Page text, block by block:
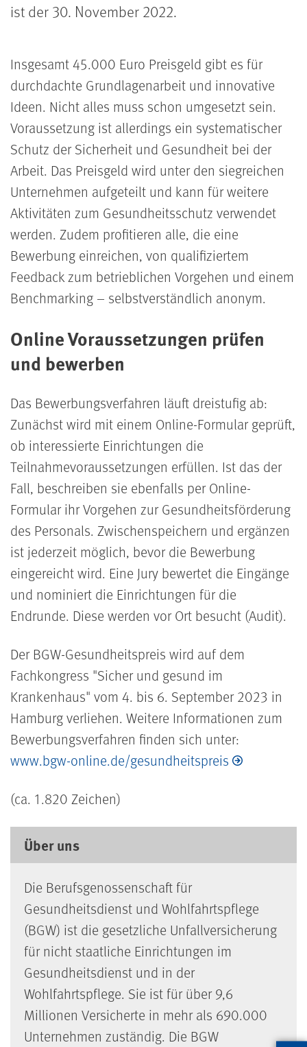
ist der 30. November 2022.
Insgesamt 45.000 Euro Preisgeld gibt es für
durchdachte Grundlagenarbeit und innovative
Ideen. Nicht alles muss schon umgesetzt sein.
Voraussetzung ist allerdings ein systematischer
Schutz der Sicherheit und Gesundheit bei der
Arbeit. Das Preisgeld wird unter den siegreichen
Unternehmen aufgeteilt und kann für weitere
Aktivitäten zum Gesundheitsschutz verwendet
werden. Zudem profitieren alle, die eine
Bewerbung einreichen, von qualifiziertem
Feedback zum betrieblichen Vorgehen und einem
Benchmarking – selbstverständlich anonym.
Online Voraussetzungen prüfen
und bewerben
Das Bewerbungsverfahren läuft dreistufig ab:
Zunächst wird mit einem Online-Formular geprüft,
ob interessierte Einrichtungen die
Teilnahmevoraussetzungen erfüllen. Ist das der
Fall, beschreiben sie ebenfalls per Online-
Formular ihr Vorgehen zur Gesundheitsförderung
des Personals. Zwischenspeichern und ergänzen
ist jederzeit möglich, bevor die Bewerbung
eingereicht wird. Eine Jury bewertet die Eingänge
und nominiert die Einrichtungen für die
Endrunde. Diese werden vor Ort besucht (Audit).
Der BGW-Gesundheitspreis wird auf dem
Fachkongress "Sicher und gesund im
Krankenhaus" vom 4. bis 6. September 2023 in
Hamburg verliehen. Weitere Informationen zum
Bewerbungsverfahren finden sich unter:
www.bgw-online.de/gesundheitspreis
(ca. 1.820 Zeichen)
Über uns
Die Berufsgenossenschaft für
Gesundheitsdienst und Wohlfahrtspflege
(BGW) ist die gesetzliche Unfallversicherung
für nicht staatliche Einrichtungen im
Gesundheitsdienst und in der
Wohlfahrtspflege. Sie ist für über 9,6
Millionen Versicherte in mehr als 690.000
Unternehmen zuständig. Die BGW